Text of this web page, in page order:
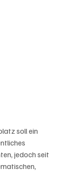
soll ein
jedoch seit